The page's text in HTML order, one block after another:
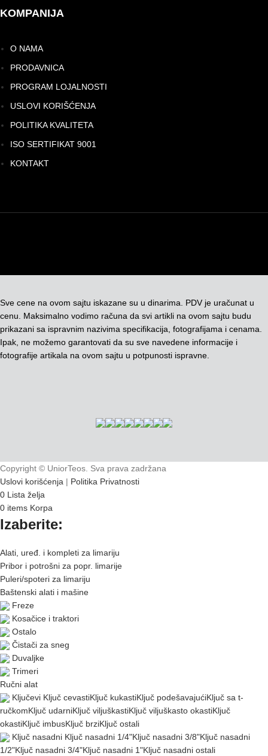
KOMPANIJA
O NAMA
PRODAVNICA
PROGRAM LOJALNOSTI
USLOVI KORIŠĆENJA
POLITIKA KVALITETA
ISO SERTIFIKAT 9001
KONTAKT
Sve cene na ovom sajtu iskazane su u dinarima. PDV je uračunat u
cenu. Maksimalno vodimo računa da svi artikli na ovom sajtu budu
prikazani sa ispravnim nazivima specifikacija, fotografijama i cenama.
Ipak, ne možemo garantovati da su sve navedene informacije i
fotografije artikala na ovom sajtu u potpunosti ispravne.
Copyright © UniorTeos. Sva prava zadržana
Uslovi korišćenja | Politika Privatnosti
0 Lista želja
0 items Korpa
Izaberite:
Alati, uređ. i kompleti za limariju
Pribor i potrošni za popr. limarije
Puleri/spoteri za limariju
Baštenski alati i mašine
Freze
Kosačice i traktori
Ostalo
Čistači za sneg
Duvaljke
Trimeri
Ručni alat
Ključevi Ključ cevastiKljuč kukastiKljuč podešavajućiKljuč sa t-
ručkomKljuč udarniKljuč viljuškastiKljuč viljuškasto okastiKljuč
okastiKljuč imbusKljuč brziKljuč ostali
Ključ nasadni Ključ nasadni 1/4"Ključ nasadni 3/8"Ključ nasadni
1/2"Ključ nasadni 3/4"Ključ nasadni 1"Ključ nasadni ostali